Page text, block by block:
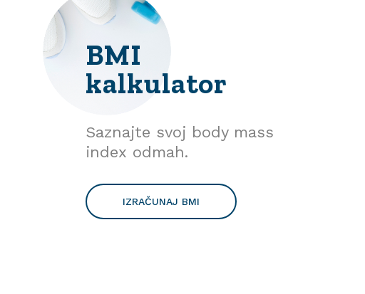
BMI
kalkulator
Saznajte svoj body mass
index odmah.
IZRAČUNAJ BMI